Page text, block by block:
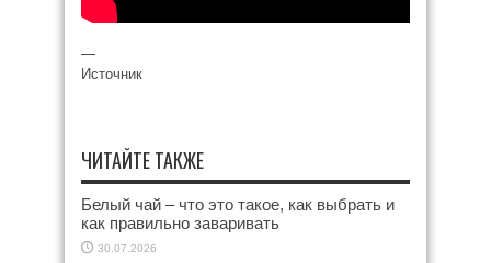
—
Источник
ЧИТАЙТЕ ТАКЖЕ
Белый чай – что это такое, как выбрать и
как правильно заваривать
30.07.2026